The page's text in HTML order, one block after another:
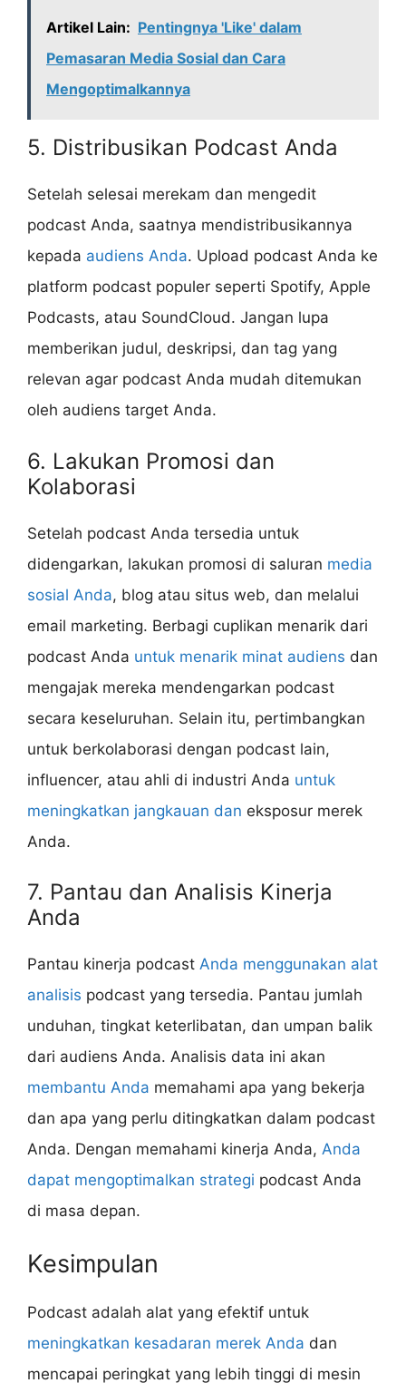
Artikel Lain: Pentingnya 'Like' dalam
Pemasaran Media Sosial dan Cara
Mengoptimalkannya
5. Distribusikan Podcast Anda
Setelah selesai merekam dan mengedit
podcast Anda, saatnya mendistribusikannya
kepada audiens Anda. Upload podcast Anda ke
platform podcast populer seperti Spotify, Apple
Podcasts, atau SoundCloud. Jangan lupa
memberikan judul, deskripsi, dan tag yang
relevan agar podcast Anda mudah ditemukan
oleh audiens target Anda.
6. Lakukan Promosi dan
Kolaborasi
Setelah podcast Anda tersedia untuk
didengarkan, lakukan promosi di saluran media
sosial Anda, blog atau situs web, dan melalui
email marketing. Berbagi cuplikan menarik dari
podcast Anda untuk menarik minat audiens dan
mengajak mereka mendengarkan podcast
secara keseluruhan. Selain itu, pertimbangkan
untuk berkolaborasi dengan podcast lain,
influencer, atau ahli di industri Anda untuk
meningkatkan jangkauan dan eksposur merek
Anda.
7. Pantau dan Analisis Kinerja
Anda
Pantau kinerja podcast Anda menggunakan alat
analisis podcast yang tersedia. Pantau jumlah
unduhan, tingkat keterlibatan, dan umpan balik
dari audiens Anda. Analisis data ini akan
membantu Anda memahami apa yang bekerja
dan apa yang perlu ditingkatkan dalam podcast
Anda. Dengan memahami kinerja Anda, Anda
dapat mengoptimalkan strategi podcast Anda
di masa depan.
Kesimpulan
Podcast adalah alat yang efektif untuk
meningkatkan kesadaran merek Anda dan
mencapai peringkat yang lebih tinggi di mesin